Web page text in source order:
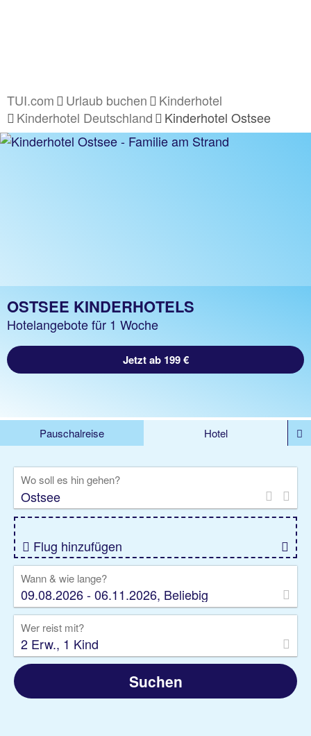
TUI.com Urlaub buchen
Kinderhotel
Kinderhotel Deutschland
Kinderhotel Ostsee
OSTSEE KINDERHOTELS
Hotelangebote für 1 Woche
Jetzt ab 199 €
Pauschalreise
Hotel
Kreuzfahrten
Rundreisen
Privattransfer
Zusatzleistungen
Wo soll es hin gehen?
Flug hinzufügen
Wann & wie lange?
09.08.2026 - 06.11.2026, Beliebig
Wer reist mit?
2 Erw., 1 Kind
Suchen